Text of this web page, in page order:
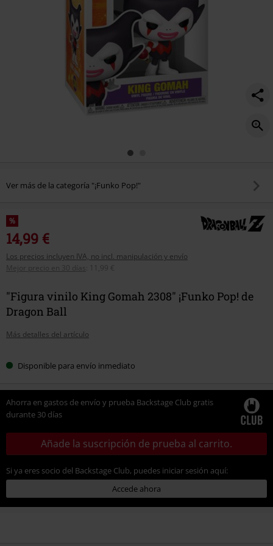
Ver más de la categoría "¡Funko Pop!"
%
14,99 €
Los precios incluyen IVA, no incl. manipulación y envío
Mejor precio en 30 días
11,99 €
"Figura vinilo King Gomah 2308" ¡Funko Pop! de
Dragon Ball
Más detalles del artículo
Disponible para envío inmediato
Ahorra en gastos de envío y prueba Backstage Club gratis
durante 30 días
Añade la suscripción de prueba al carrito.
Si ya eres socio del Backstage Club, puedes iniciar sesión aquí:
Accede ahora